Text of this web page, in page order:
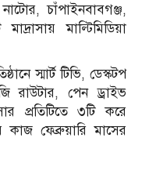
চাঁপাইনবাবগঞ্জ,
মাল্টিমিডিয়া
স্মার্ট টিভি, ডেস্কটপ
রাউটার, পেন ড্রাইভ
প্রতিটিতে ৩টি করে
কাজ ফেব্রুয়ারি মাসের